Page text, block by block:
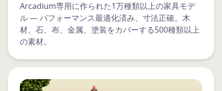
Arcadium専用に作られた1万種類以上の家具モデ
ル — パフォーマンス最適化済み、寸法正確。木
材、石、布、金属、塗装をカバーする500種類以上
の素材。